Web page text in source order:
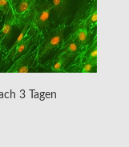
3 Tagen